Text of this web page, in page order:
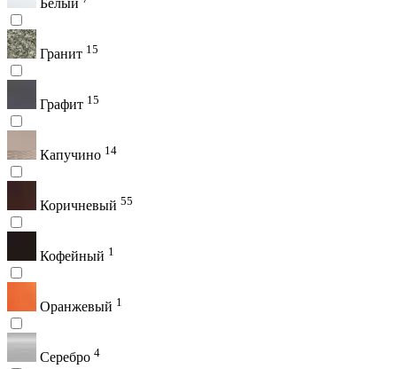
Гранит 15
Графит 15
Капучино 14
Коричневый 55
Кофейный 1
Оранжевый 1
Серебро 4